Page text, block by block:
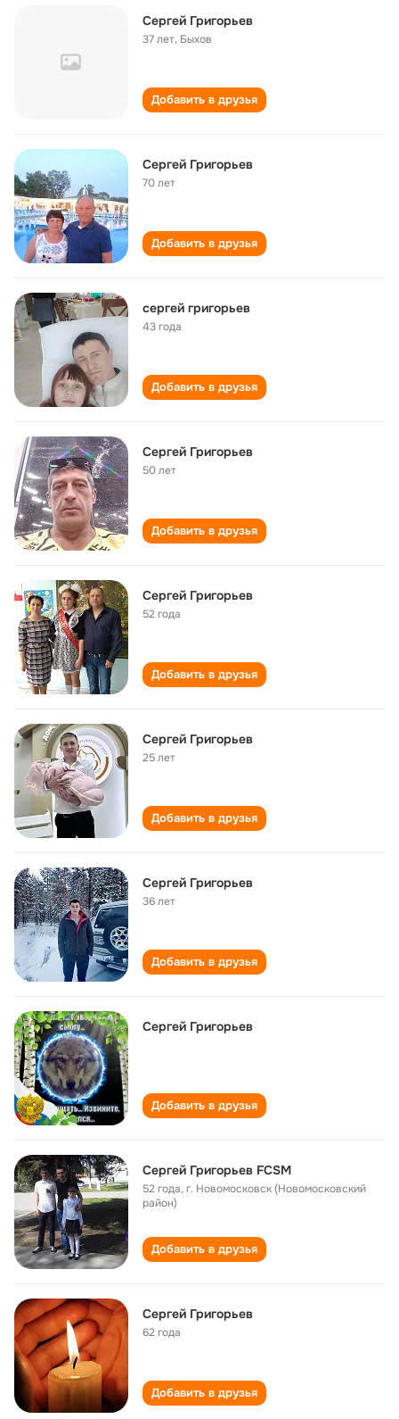
Сергей Григорьев
37 лет, Быхов
Добавить в друзья
Сергей Григорьев
70 лет
Добавить в друзья
сергей григорьев
43 года
Добавить в друзья
Сергей Григорьев
50 лет
Добавить в друзья
Сергей Григорьев
52 года
Добавить в друзья
Сергей Григорьев
25 лет
Добавить в друзья
Сергей Григорьев
36 лет
Добавить в друзья
Сергей Григорьев
Добавить в друзья
Сергей Григорьев FCSM
52 года,г. Новомосковск (Новомосковский
район)
Добавить в друзья
Сергей Григорьев
62 года
Добавить в друзья